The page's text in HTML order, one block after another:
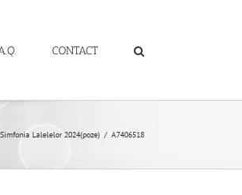
CONTACT
Simfonia Lalelelor 2024(poze) / A7406518